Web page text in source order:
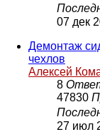
07 дек
Демонтаж
чехлов
Алексей
8
47830
27 июл